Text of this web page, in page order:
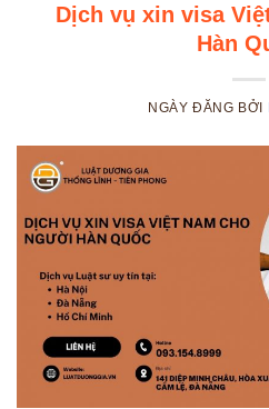
Dịch vụ xin visa
Hàn
NGÀY ĐĂNG BỞI